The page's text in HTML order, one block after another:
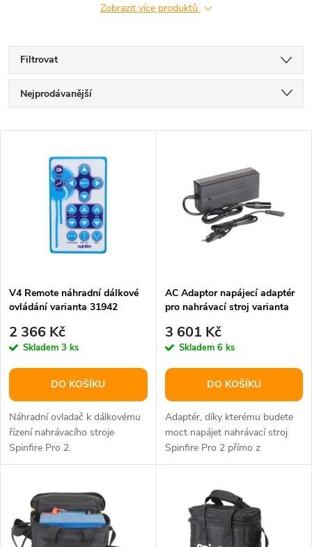
Zobrazit více produktů
Filtrovat
Ř
a
p
r
o
d
u
t
Nejprodávanější
Abecedně
s
p
r
o
d
u
t
V4 Remote náhradní dálkové
ovládání varianta 31942
2 366 Kč
Skladem 3 ks
DO KOŠÍKU
Náhradní ovladač k dálkovému
řízení nahrávacího stroje
Spinfire Pro 2.
AC Adaptor napájecí adaptér
pro nahrávací stroj varianta
3 601 Kč
Skladem 6 ks
DO KOŠÍKU
Adaptér, díky kterému budete
moct napájet nahrávací stroj
Spinfire Pro 2 přímo z
elektrické sítě bez nutnosti...